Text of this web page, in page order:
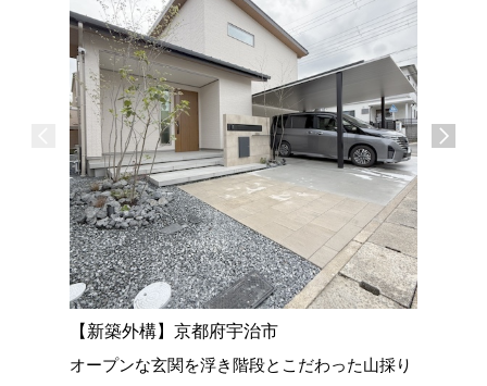
【新築外構】京都府宇治市
オープンな玄関を浮き階段とこだわった山採り